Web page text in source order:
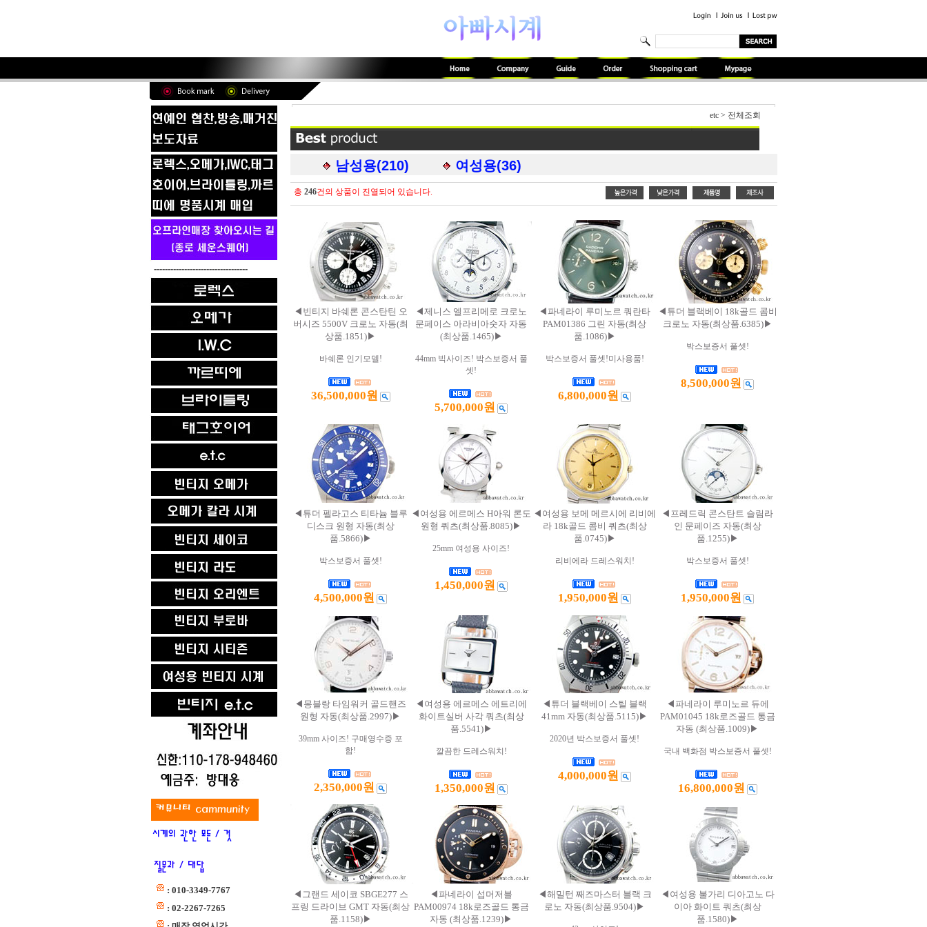
----------------------------------
: 010-3349-7767
: 02-2267-7265
etc > 전체조회
남성용(210) 여성용(36)
총 246건의 상품이 진열되어 있습니다.
◀빈티지 바쉐론 콘스탄틴 오
버시즈 5500V 크로노 자동(최
상품.1851)▶
바쉐론 인기모델!
36,500,000원
◀제니스 엘프리메로 크로노
문페이스 아라비아숫자 자동
(최상품.1465)▶
44mm 빅사이즈! 박스보증서 풀
셋!
5,700,000원
◀파네라이 루미노르 쿼란타
PAM01386 그린 자동(최상
품.1086)▶
박스보증서 풀셋!미사용품!
6,800,000원
◀튜더 블랙베이 18k골드 콤비
크로노 자동(최상품.6385)▶
박스보증서 풀셋!
8,500,000원
◀튜더 펠라고스 티타늄 블루
디스크 원형 자동(최상
품.5866)▶
박스보증서 풀셋!
4,500,000원
◀여성용 에르메스 H아워 론도
원형 쿼츠(최상품.8085)▶
25mm 여성용 사이즈!
1,450,000원
◀여성용 보메 메르시에 리비에
라 18k골드 콤비 쿼츠(최상
품.0745)▶
리비에라 드레스워치!
1,950,000원
◀프레드릭 콘스탄트 슬림라
인 문페이즈 자동(최상
품.1255)▶
박스보증서 풀셋!
1,950,000원
◀몽블랑 타임워커 골드핸즈
원형 자동(최상품.2997)▶
39mm 사이즈! 구매영수증 포
함!
2,350,000원
◀여성용 에르메스 에트리에
화이트실버 사각 쿼츠(최상
품.5541)▶
깔끔한 드레스워치!
1,350,000원
◀튜더 블랙베이 스틸 블랙
41mm 자동(최상품.5115)▶
2020년 박스보증서 풀셋!
4,000,000원
◀파네라이 루미노르 듀에
PAM01045 18k로즈골드 통금
자동 (최상품.1009)▶
국내 백화점 박스보증서 풀셋!
16,800,000원
◀그랜드 세이코 SBGE277 스
프링 드라이브 GMT 자동(최상
품.1158)▶
◀파네라이 섭머저블
PAM00974 18k로즈골드 통금
자동 (최상품.1239)▶
◀해밀턴 째즈마스터 블랙 크
로노 자동(최상품.9504)▶
◀여성용 불가리 디아고노 다
이아 화이트 쿼츠(최상
품.1580)▶